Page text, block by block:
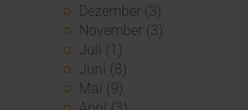
Dezember (3)
November (3)
Juli (1)
Juni (8)
Mai (9)